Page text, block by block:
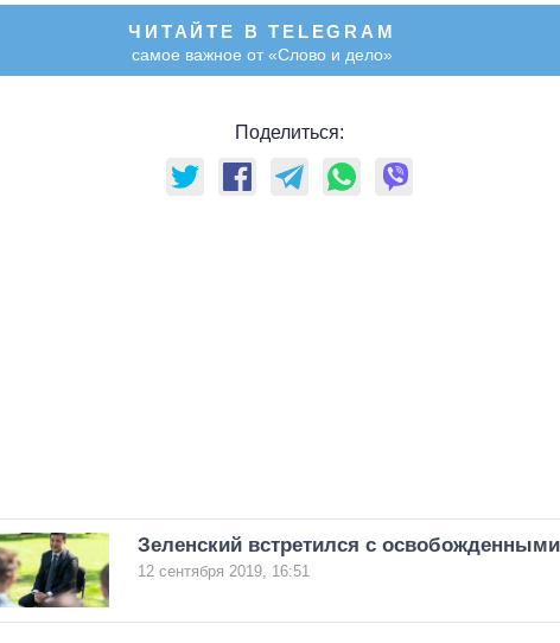
ЧИТАЙТЕ В TELEGRAM
самое важное от «Слово и дело»
Поделиться:
Зеленский встретился с
12 сентября 2019, 16:51